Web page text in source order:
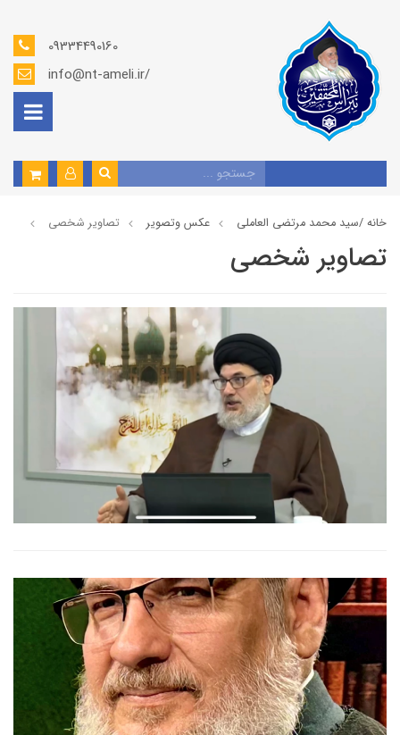
09334490160
info@nt-ameli.ir/
خانه /سید محمد مرتضی العاملی عكس وتصوير تصاوير شخصى
تصاوير شخصى